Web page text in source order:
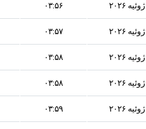
۰۳:۵۶
۰۳:۵۷
۰۳:۵۸
۰۳:۵۸
۰۳:۵۹